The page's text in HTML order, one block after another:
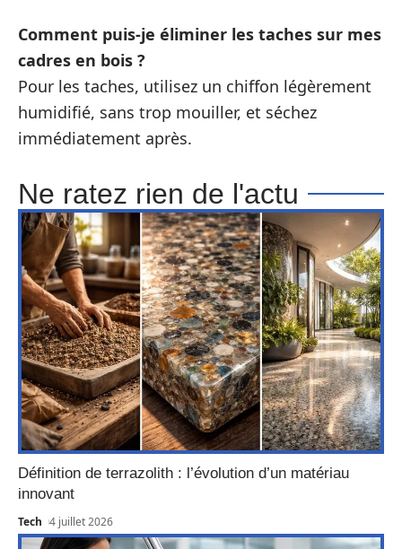
Comment puis-je éliminer les taches sur mes
cadres en bois ?
Pour les taches, utilisez un chiffon légèrement
humidifié, sans trop mouiller, et séchez
immédiatement après.
Ne ratez rien de l'actu
Définition de terrazolith : l’évolution d’un matériau
innovant
Tech 4 juillet 2026